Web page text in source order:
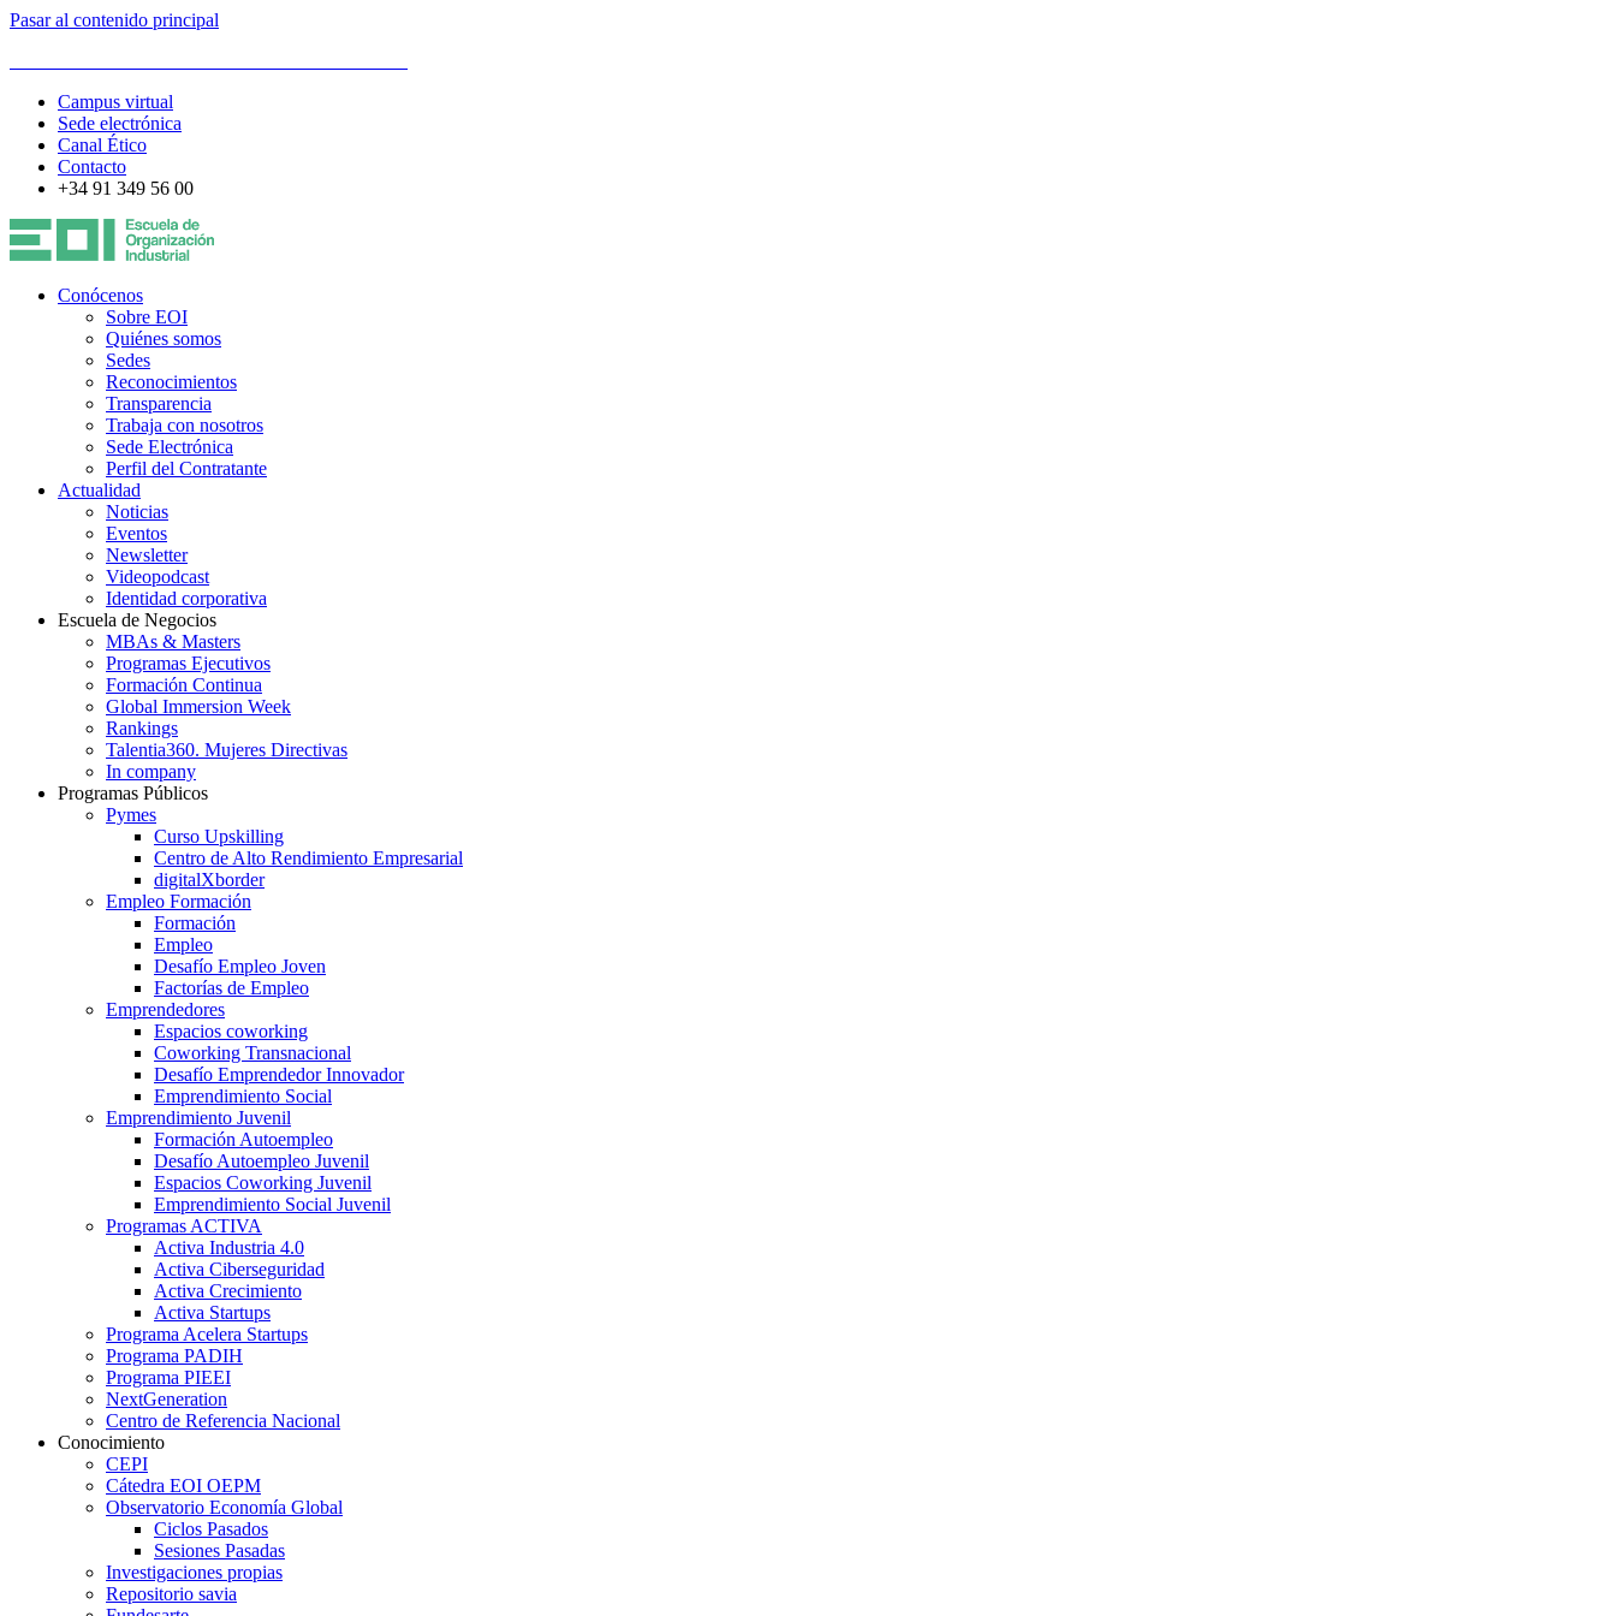
Pasar al contenido principal
Campus virtual
Sede electrónica
Canal Ético
Contacto
+34 91 349 56 00
Conócenos
Sobre EOI
Quiénes somos
Sedes
Reconocimientos
Transparencia
Trabaja con nosotros
Sede Electrónica
Perfil del Contratante
Actualidad
Noticias
Eventos
Newsletter
Videopodcast
Identidad corporativa
Escuela de Negocios
MBAs & Masters
Programas Ejecutivos
Formación Continua
Global Immersion Week
Rankings
Talentia360. Mujeres Directivas
In company
Programas Públicos
Pymes
Curso Upskilling
Centro de Alto Rendimiento Empresarial
digitalXborder
Empleo Formación
Formación
Empleo
Desafío Empleo Joven
Factorías de Empleo
Emprendedores
Espacios coworking
Coworking Transnacional
Desafío Emprendedor Innovador
Emprendimiento Social
Emprendimiento Juvenil
Formación Autoempleo
Desafío Autoempleo Juvenil
Espacios Coworking Juvenil
Emprendimiento Social Juvenil
Programas ACTIVA
Activa Industria 4.0
Activa Ciberseguridad
Activa Crecimiento
Activa Startups
Programa Acelera Startups
Programa PADIH
Programa PIEEI
NextGeneration
Centro de Referencia Nacional
Conocimiento
CEPI
Cátedra EOI OEPM
Observatorio Economía Global
Ciclos Pasados
Sesiones Pasadas
Investigaciones propias
Repositorio savia